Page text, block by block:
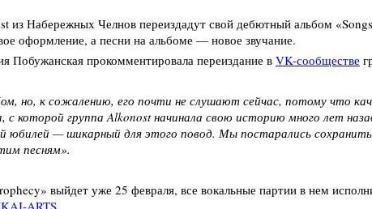
из Набережных Челнов переиздадут свой дебютный альбом
оформление, а песни на альбоме — новое звучание.
Побужанская прокомментировала переиздание в VK-сообществе
но, к сожалению, его почти не слушают сейчас, потому что
которой группа Alkonost начинала свою историю много лет
юбилей — шикарный для этого повод. Мы постарались
песням».
выйдет уже 25 февраля, все вокальные партии в нем
ARTS